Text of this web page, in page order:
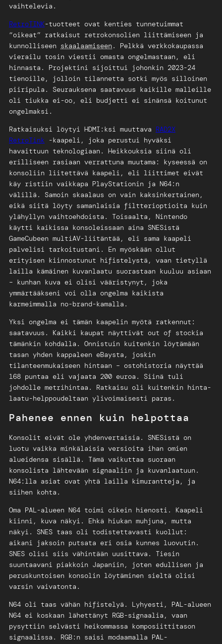
vaihtelevia.
RetroTINK-tuotteet ovat kenties tunnetuimmat
“oikeat” ratkaisut retrokonsolien liittämiseen ja
kunnolliseen skaalaamiseen. Pelkkä verkkokaupassa
vierailu tosin viestii omasta ongelmastaan, eli
hinnasta. Projektini sijoittui johonkin 2023-24
tienoille, jolloin tilannetta sotki myös silloinen
piiripula. Seurauksena saatavuus kaikille malleille
oli tiukka ei-oo, eli budjetti ei sinänsä koitunut
ongelmaksi.
Ratkaisuksi löytyi HDMI:ksi muuttava RAD2X
RetroTink -kaapeli, joka perustui hyväksi
havaittuun teknologiaan. Heikkouksia siinä oli
erilliseen rasiaan verrattuna muutama: kyseessä on
konsoliin liitettävä kaapeli, eli liittimet eivät
käy ristiin vaikkapa PlayStationin ja N64:n
välillä. Samoin skaalaus on vain kaksinkertainen,
eikä siitä löyty samanlaisia filtterioptioita kuin
ylähyllyn vaihtoehdoista. Toisaalta, Nintendo
käytti kaikissa konsoleissaan aina SNESistä
GameCubeen multiAV-liitäntää, eli sama kaapeli
palvelisi tarkoitustani. En myöskään ollut
erityisen kiinnostunut hifistelystä, vaan tietyllä
lailla kämäinen kuvanlaatu suorastaan kuuluu asiaan
– kunhan kuva ei olisi vääristynyt, joka
ymmärtääkseni voi olla ongelma kaikista
karmeimmalla no-brand-kamalla.
Yksi ongelma ei tämän kaapelin myötä ratkennut:
saatavuus. Kaikki kaupat näyttivät out of stockia
tämänkin kohdalla. Onnistuin kuitenkin löytämään
tasan yhden kappaleen eBaysta, joskin
tilanteenmukaiseen hintaan – ostohistoria näyttää
168 puntaa eli vajaata 200 euroa. Siinä tuli
johdolle metrihintaa. Ratkaisu oli kuitenkin hinta-
laatu-helppoudeltaan ylivoimaisesti paras.
Pahenee ennen kuin helpottaa
Konsolit eivät ole yhdenvertaisia. SNESistä on
luotu vaikka minkälaisia versioita ihan omien
alueidensa sisällä. Tämä vaikuttaa suoraan
konsolista lähtevään signaaliin ja kuvanlaatuun.
N64:lla asiat ovat yhtä lailla kimurantteja, ja
siihen kohta.
Oma PAL-alueen N64 toimi oikein hienosti. Kaapeli
kiinni, kuva näkyi. Ehkä hiukan muhjuna, mutta
näkyi. SNES taas oli todistettavasti kuollut:
aikani jaksoin putsata eri osia kunnes luovutin.
SNES olisi siis vähintään uusittava. Tiesin
suuntaavani piakkoin Japaniin, joten edullisen ja
peruskuntoisen konsolin löytäminen sieltä olisi
varsin vaivatonta.
N64 oli taas vähän hifistelyä. Lyhyesti, PAL-alueen
N64 ei koskaan lähettänyt RGB-signaalia, vaan
pysyttiin selvästi heikommassa komposiittitason
signaalissa. RGB:n saisi modaamalla PAL-